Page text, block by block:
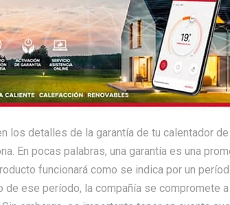
los detalles de la garantía de tu calentador
En pocas palabras, una garantía es una
funcionará como se indica por un
de ese período, la compañía se compromete